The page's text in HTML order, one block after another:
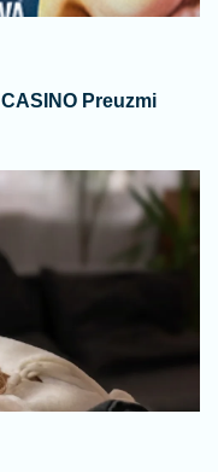
Preuzmi